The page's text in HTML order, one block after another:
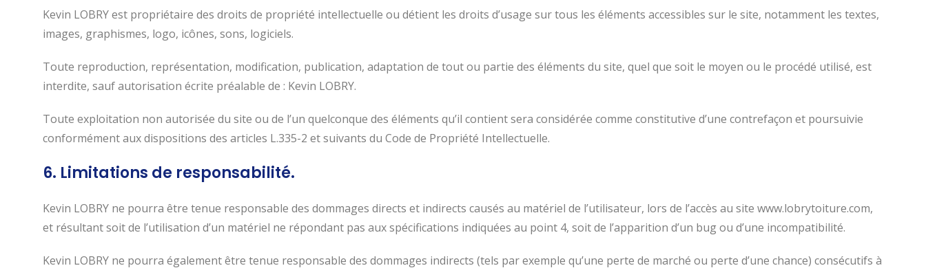
Kevin LOBRY est propriétaire des droits de propriété intellectuelle ou détient les droits d’usage sur tous les éléments accessibles sur le site, notamment les textes,
images, graphismes, logo, icônes, sons, logiciels.
Toute reproduction, représentation, modification, publication, adaptation de tout ou partie des éléments du site, quel que soit le moyen ou le procédé utilisé, est
interdite, sauf autorisation écrite préalable de : Kevin LOBRY.
Toute exploitation non autorisée du site ou de l’un quelconque des éléments qu’il contient sera considérée comme constitutive d’une contrefaçon et poursuivie
conformément aux dispositions des articles L.335-2 et suivants du Code de Propriété Intellectuelle.
6. Limitations de responsabilité.
Kevin LOBRY ne pourra être tenue responsable des dommages directs et indirects causés au matériel de l’utilisateur, lors de l’accès au site www.lobrytoiture.com,
et résultant soit de l’utilisation d’un matériel ne répondant pas aux spécifications indiquées au point 4, soit de l’apparition d’un bug ou d’une incompatibilité.
Kevin LOBRY ne pourra également être tenue responsable des dommages indirects (tels par exemple qu’une perte de marché ou perte d’une chance) consécutifs à